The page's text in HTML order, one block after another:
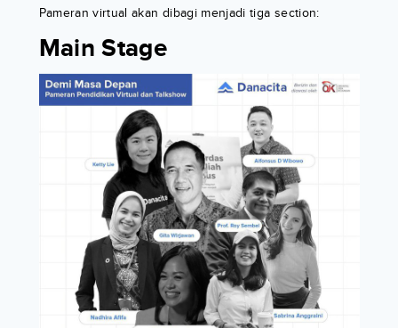
Pameran virtual akan dibagi menjadi tiga section:
Main Stage